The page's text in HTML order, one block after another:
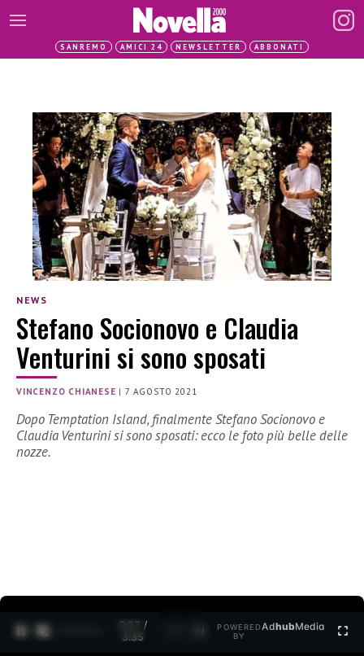
SANREMO AMICI 24 NEWSLETTER ABBONATI
NEWS
Stefano Socionovo e Claudia
Venturini si sono sposati
VINCENZO CHIANESE |7 AGOSTO 2021
Dopo Temptation Island, finalmente Stefano Socionovo e
Claudia Venturini si sono sposati: ecco le foto più belle delle
nozze.
0:28 /
3:35
POWERED
BY
AdhubMedia